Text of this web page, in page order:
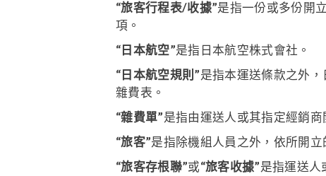
“旅客行程表/收據”是指一份或多份開
項。
“日本航空”是指日本航空株式會社。
“日本航空規則”是指本運送條款之外
雜費表。
“雜費單”是指由運送人或其指定經銷
“旅客”是指除機組人員之外，依所開
“旅客存根聯”或“旅客收據”是指運送人